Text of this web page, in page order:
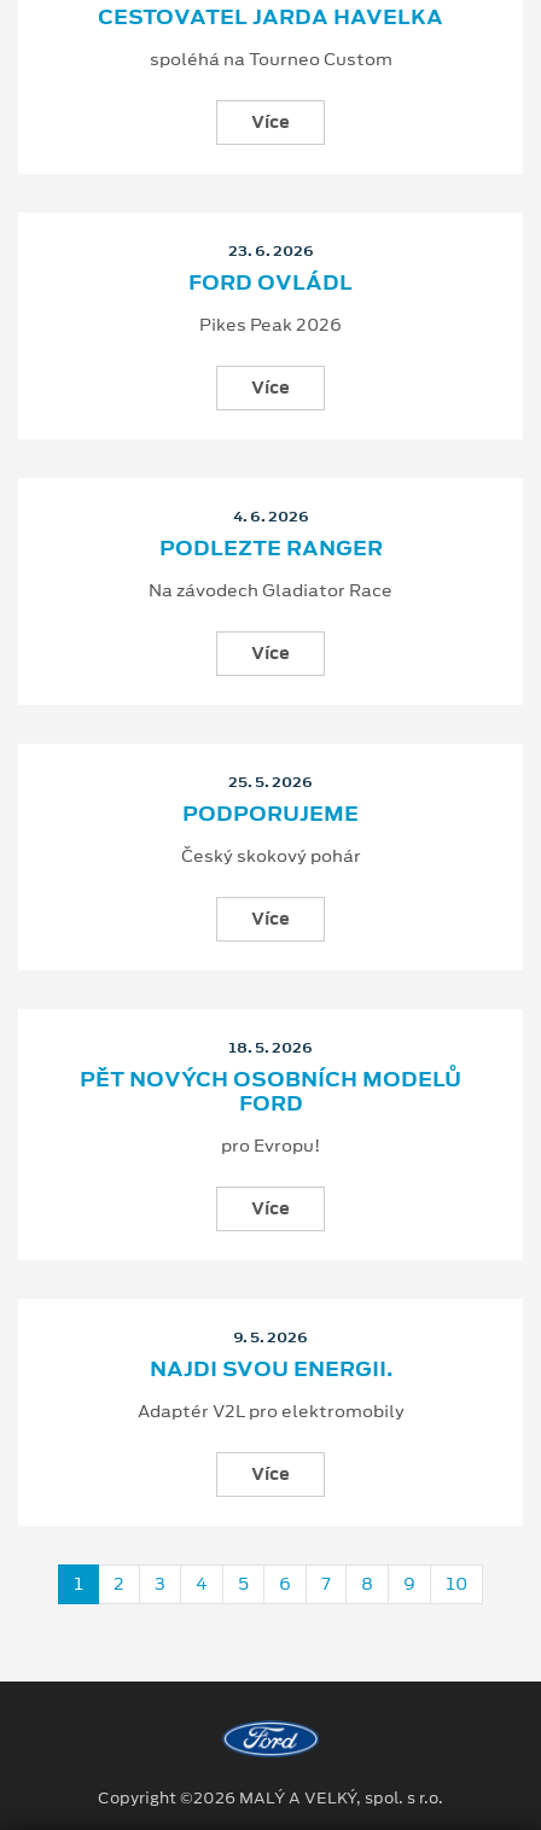
CESTOVATEL JARDA HAVELKA
spoléhá na Tourneo Custom
Více
23. 6. 2026
FORD OVLÁDL
Pikes Peak 2026
Více
4. 6. 2026
PODLEZTE RANGER
Na závodech Gladiator Race
Více
25. 5. 2026
PODPORUJEME
Český skokový pohár
Více
18. 5. 2026
PĚT NOVÝCH OSOBNÍCH MODELŮ
FORD
pro Evropu!
Více
9. 5. 2026
NAJDI SVOU ENERGII.
Adaptér V2L pro elektromobily
Více
1 2 3 4 5 6 7 8 9 10
Copyright ©2026 MALÝ A VELKÝ, spol. s r.o.